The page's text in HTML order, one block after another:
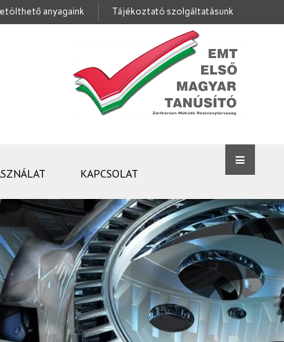
anyagaink Tájékoztató szolgáltatásunk
KAPCSOLAT